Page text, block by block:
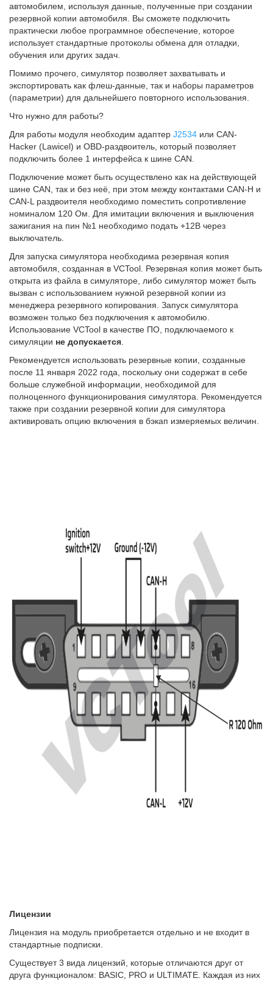
автомобилем, используя данные, полученные при создании
резервной копии автомобиля. Вы сможете подключить
практически любое программное обеспечение, которое
использует стандартные протоколы обмена для отладки,
обучения или других задач.
Помимо прочего, симулятор позволяет захватывать и
экспортировать как флеш-данные, так и наборы параметров
(параметрии) для дальнейшего повторного использования.
Что нужно для работы?
Для работы модуля необходим адаптер J2534 или CAN-
Hacker (Lawicel) и OBD-раздвоитель, который позволяет
подключить более 1 интерфейса к шине CAN.
Подключение может быть осуществлено как на действующей
шине CAN, так и без неё, при этом между контактами CAN-H и
CAN-L раздвоителя необходимо поместить сопротивление
номиналом 120 Ом. Для имитации включения и выключения
зажигания на пин №1 необходимо подать +12В через
выключатель.
Для запуска симулятора необходима резервная копия
автомобиля, созданная в VCTool. Резервная копия может быть
открыта из файла в симуляторе, либо симулятор может быть
вызван с использованием нужной резервной копии из
менеджера резервного копирования. Запуск симулятора
возможен только без подключения к автомобилю.
Использование VCTool в качестве ПО, подключаемого к
симуляции не допускается
Рекомендуется использовать резервные копии, созданные
после 11 января 2022 года, поскольку они содержат в себе
больше служебной информации, необходимой для
полноценного функционирования симулятора. Рекомендуется
также при создании резервной копии для симулятора
активировать опцию включения в бэкап измеряемых величин.
Лицензии
Лицензия на модуль приобретается отдельно и не входит в
стандартные подписки.
Существует 3 вида лицензий, которые отличаются друг от
друга функционалом: BASIC, PRO и ULTIMATE. Каждая из них